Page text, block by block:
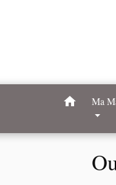
home Ma